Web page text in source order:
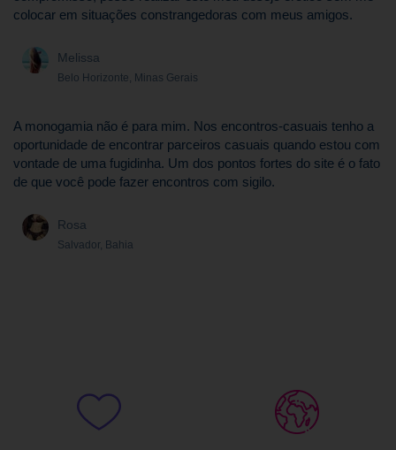
colocar em situações constrangedoras com meus amigos.
Melissa
Belo Horizonte, Minas Gerais
A monogamia não é para mim. Nos encontros-casuais tenho a
oportunidade de encontrar parceiros casuais quando estou com
vontade de uma fugidinha. Um dos pontos fortes do site é o fato
de que você pode fazer encontros com sigilo.
Rosa
Salvador, Bahia